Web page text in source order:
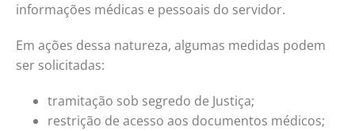
informações médicas e pessoais do servidor.
Em ações dessa natureza, algumas medidas podem
ser solicitadas:
tramitação sob segredo de Justiça;
restrição de acesso aos documentos médicos;